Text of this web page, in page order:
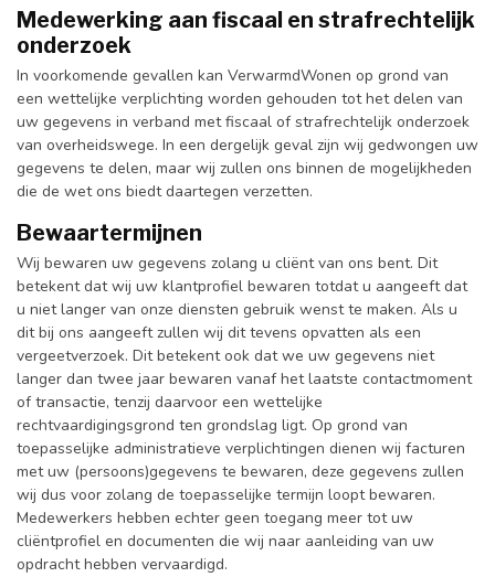
Medewerking aan fiscaal en strafrechtelijk
onderzoek
In voorkomende gevallen kan VerwarmdWonen op grond van
een wettelijke verplichting worden gehouden tot het delen van
uw gegevens in verband met fiscaal of strafrechtelijk onderzoek
van overheidswege. In een dergelijk geval zijn wij gedwongen uw
gegevens te delen, maar wij zullen ons binnen de mogelijkheden
die de wet ons biedt daartegen verzetten.
Bewaartermijnen
Wij bewaren uw gegevens zolang u cliënt van ons bent. Dit
betekent dat wij uw klantprofiel bewaren totdat u aangeeft dat
u niet langer van onze diensten gebruik wenst te maken. Als u
dit bij ons aangeeft zullen wij dit tevens opvatten als een
vergeetverzoek. Dit betekent ook dat we uw gegevens niet
langer dan twee jaar bewaren vanaf het laatste contactmoment
of transactie, tenzij daarvoor een wettelijke
rechtvaardigingsgrond ten grondslag ligt. Op grond van
toepasselijke administratieve verplichtingen dienen wij facturen
met uw (persoons)gegevens te bewaren, deze gegevens zullen
wij dus voor zolang de toepasselijke termijn loopt bewaren.
Medewerkers hebben echter geen toegang meer tot uw
cliëntprofiel en documenten die wij naar aanleiding van uw
opdracht hebben vervaardigd.